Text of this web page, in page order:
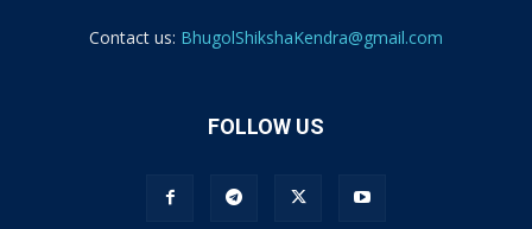
Contact us: BhugolShikshaKendra@gmail.com
FOLLOW US